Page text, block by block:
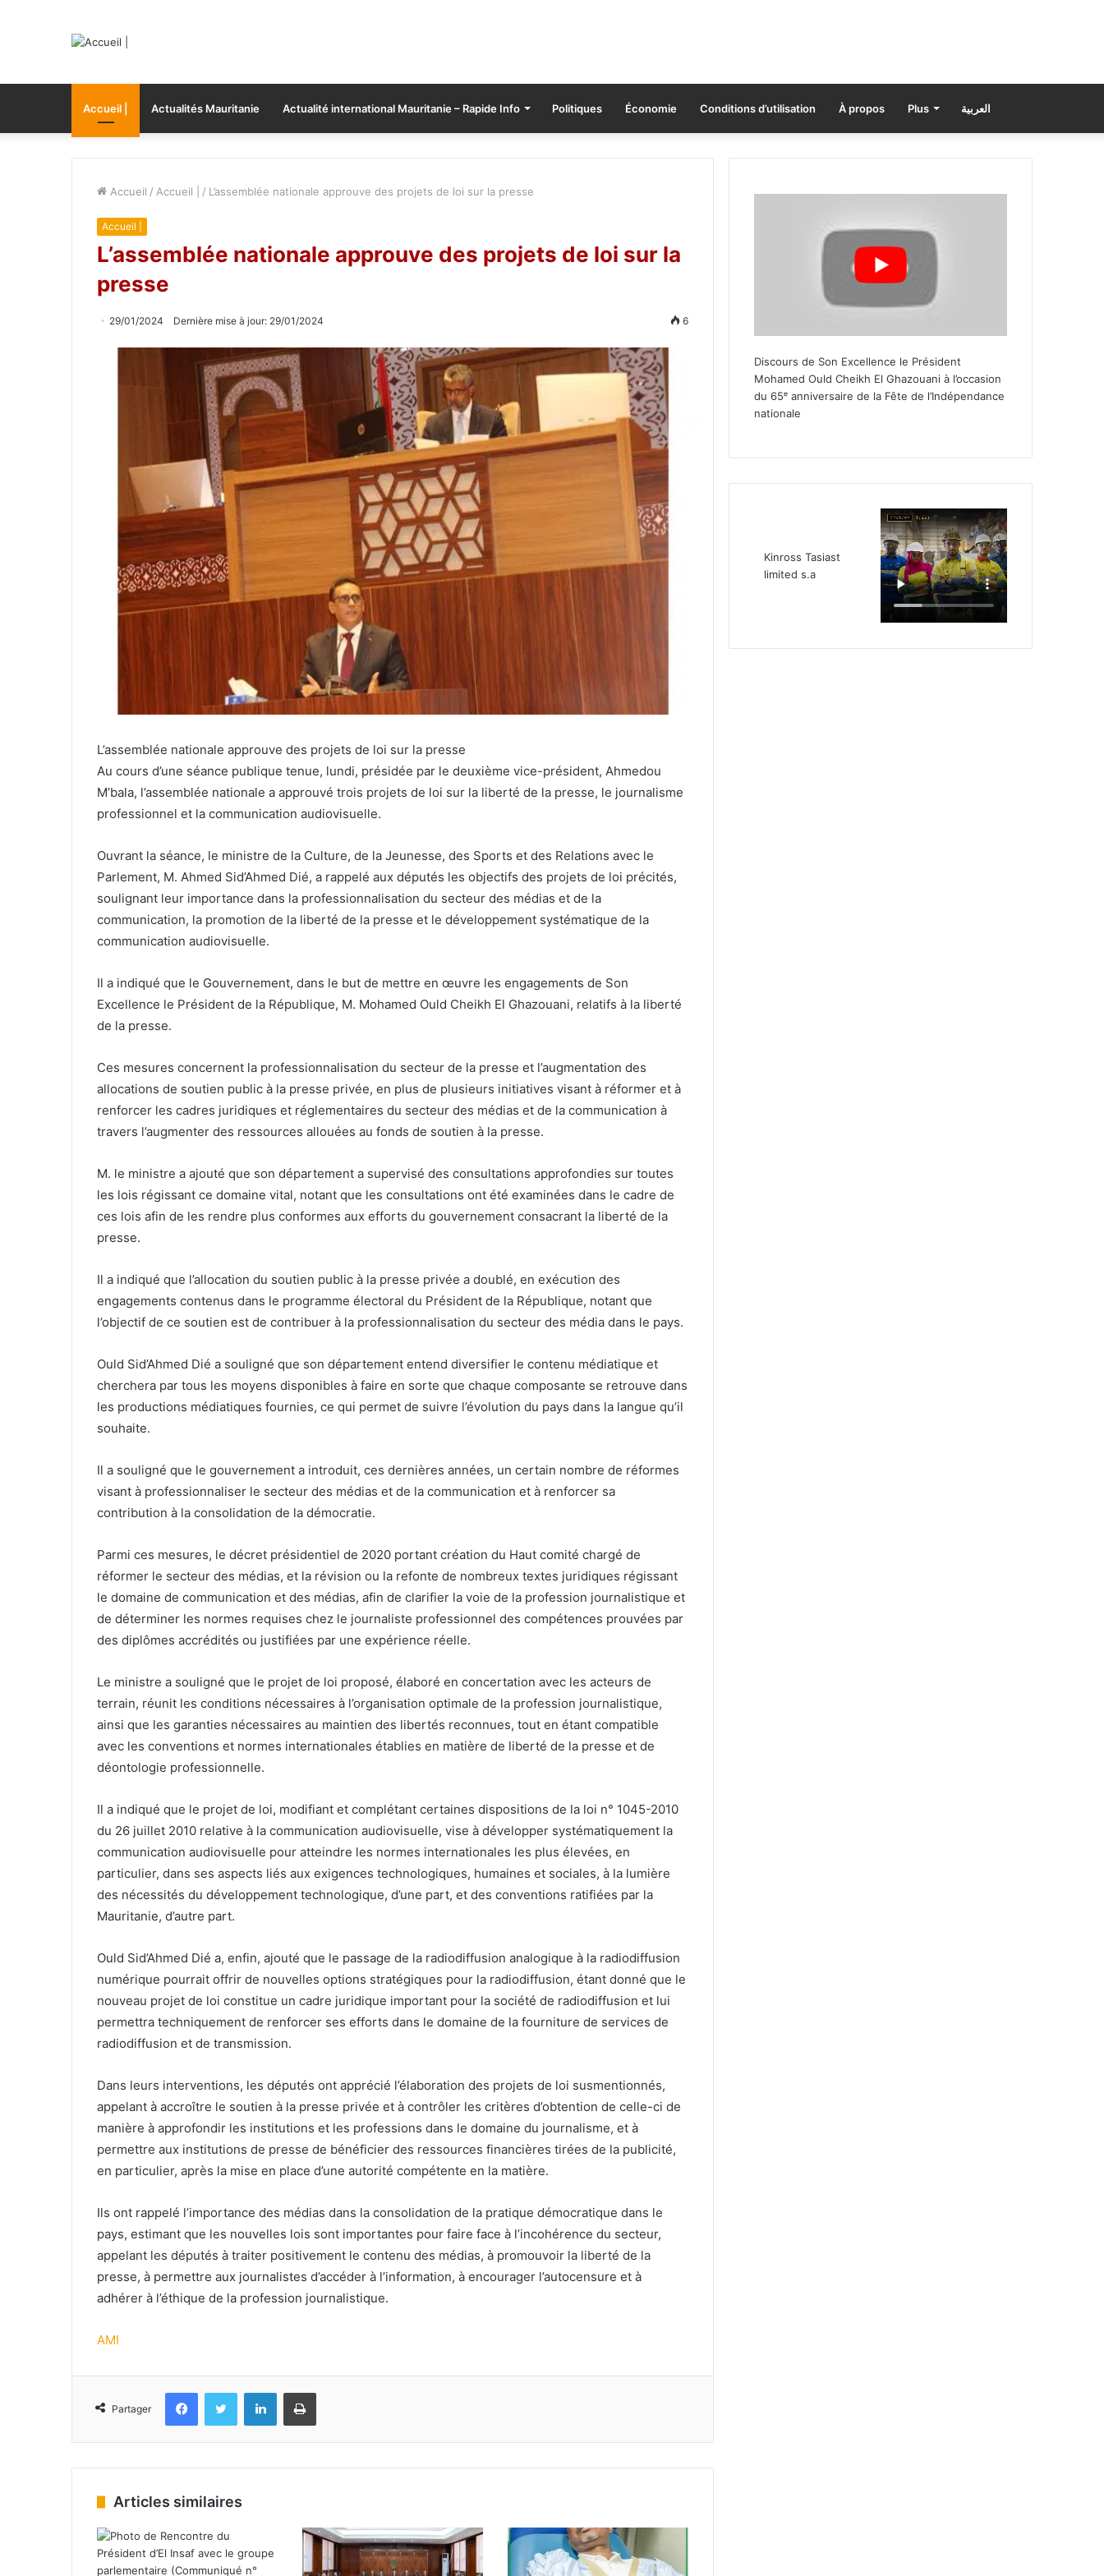
Accueil | Actualités Mauritanie Actualité international Mauritanie – Rapide Info Politiques Économie Conditions d’utilisation À propos Plus العربية
Accueil / Accueil | / L’assemblée nationale approuve des projets de loi sur la presse
Accueil |
L’assemblée nationale approuve des projets de loi sur la
presse
29/01/2024 Dernière mise à jour: 29/01/2024 6
L’assemblée nationale approuve des projets de loi sur la presse
Au cours d’une séance publique tenue, lundi, présidée par le deuxième vice-président, Ahmedou
M’bala, l’assemblée nationale a approuvé trois projets de loi sur la liberté de la presse, le journalisme
professionnel et la communication audiovisuelle.
Ouvrant la séance, le ministre de la Culture, de la Jeunesse, des Sports et des Relations avec le
Parlement, M. Ahmed Sid’Ahmed Dié, a rappelé aux députés les objectifs des projets de loi précités,
soulignant leur importance dans la professionnalisation du secteur des médias et de la
communication, la promotion de la liberté de la presse et le développement systématique de la
communication audiovisuelle.
Il a indiqué que le Gouvernement, dans le but de mettre en œuvre les engagements de Son
Excellence le Président de la République, M. Mohamed Ould Cheikh El Ghazouani, relatifs à la liberté
de la presse.
Ces mesures concernent la professionnalisation du secteur de la presse et l’augmentation des
allocations de soutien public à la presse privée, en plus de plusieurs initiatives visant à réformer et à
renforcer les cadres juridiques et réglementaires du secteur des médias et de la communication à
travers l’augmenter des ressources allouées au fonds de soutien à la presse.
M. le ministre a ajouté que son département a supervisé des consultations approfondies sur toutes
les lois régissant ce domaine vital, notant que les consultations ont été examinées dans le cadre de
ces lois afin de les rendre plus conformes aux efforts du gouvernement consacrant la liberté de la
presse.
Il a indiqué que l’allocation du soutien public à la presse privée a doublé, en exécution des
engagements contenus dans le programme électoral du Président de la République, notant que
l’objectif de ce soutien est de contribuer à la professionnalisation du secteur des média dans le pays.
Ould Sid’Ahmed Dié a souligné que son département entend diversifier le contenu médiatique et
cherchera par tous les moyens disponibles à faire en sorte que chaque composante se retrouve dans
les productions médiatiques fournies, ce qui permet de suivre l’évolution du pays dans la langue qu’il
souhaite.
Il a souligné que le gouvernement a introduit, ces dernières années, un certain nombre de réformes
visant à professionnaliser le secteur des médias et de la communication et à renforcer sa
contribution à la consolidation de la démocratie.
Parmi ces mesures, le décret présidentiel de 2020 portant création du Haut comité chargé de
réformer le secteur des médias, et la révision ou la refonte de nombreux textes juridiques régissant
le domaine de communication et des médias, afin de clarifier la voie de la profession journalistique et
de déterminer les normes requises chez le journaliste professionnel des compétences prouvées par
des diplômes accrédités ou justifiées par une expérience réelle.
Le ministre a souligné que le projet de loi proposé, élaboré en concertation avec les acteurs de
terrain, réunit les conditions nécessaires à l’organisation optimale de la profession journalistique,
ainsi que les garanties nécessaires au maintien des libertés reconnues, tout en étant compatible
avec les conventions et normes internationales établies en matière de liberté de la presse et de
déontologie professionnelle.
Il a indiqué que le projet de loi, modifiant et complétant certaines dispositions de la loi n° 1045-2010
du 26 juillet 2010 relative à la communication audiovisuelle, vise à développer systématiquement la
communication audiovisuelle pour atteindre les normes internationales les plus élevées, en
particulier, dans ses aspects liés aux exigences technologiques, humaines et sociales, à la lumière
des nécessités du développement technologique, d’une part, et des conventions ratifiées par la
Mauritanie, d’autre part.
Ould Sid’Ahmed Dié a, enfin, ajouté que le passage de la radiodiffusion analogique à la radiodiffusion
numérique pourrait offrir de nouvelles options stratégiques pour la radiodiffusion, étant donné que le
nouveau projet de loi constitue un cadre juridique important pour la société de radiodiffusion et lui
permettra techniquement de renforcer ses efforts dans le domaine de la fourniture de services de
radiodiffusion et de transmission.
Dans leurs interventions, les députés ont apprécié l’élaboration des projets de loi susmentionnés,
appelant à accroître le soutien à la presse privée et à contrôler les critères d’obtention de celle-ci de
manière à approfondir les institutions et les professions dans le domaine du journalisme, et à
permettre aux institutions de presse de bénéficier des ressources financières tirées de la publicité,
en particulier, après la mise en place d’une autorité compétente en la matière.
Ils ont rappelé l’importance des médias dans la consolidation de la pratique démocratique dans le
pays, estimant que les nouvelles lois sont importantes pour faire face à l’incohérence du secteur,
appelant les députés à traiter positivement le contenu des médias, à promouvoir la liberté de la
presse, à permettre aux journalistes d’accéder à l’information, à encourager l’autocensure et à
adhérer à l’éthique de la profession journalistique.
AMI
Partager
FacebookTwitter LinkedinImprimer
Articles similaires
Discours de Son Excellence le Président
Mohamed Ould Cheikh El Ghazouani à l’occasion
du 65ᵉ anniversaire de la Fête de l’Indépendance
nationale
Kinross Tasiast
limited s.a